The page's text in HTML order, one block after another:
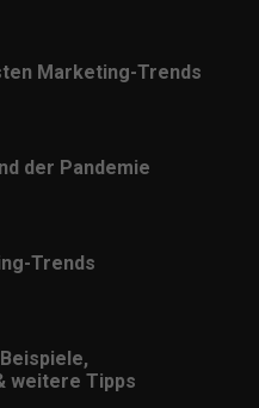
Marketing-Trends
der Pandemie
Trends
weitere Tipps